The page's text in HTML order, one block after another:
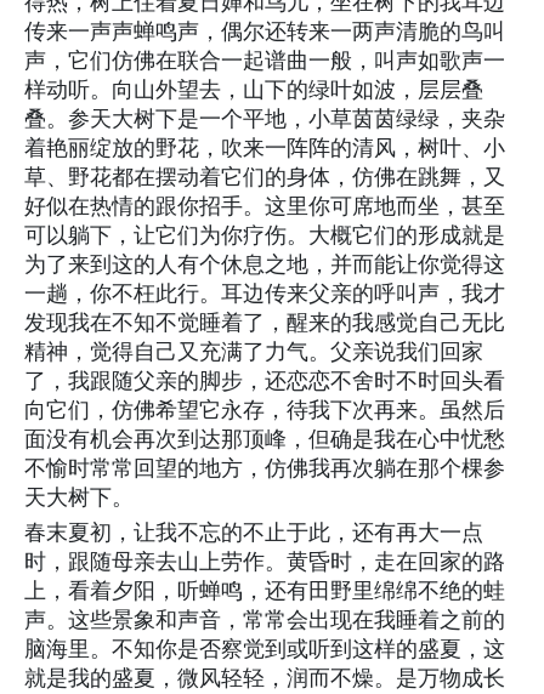
传来一声声蝉鸣声，偶尔还转来一两声清脆的鸟叫
声，它们仿佛在联合一起谱曲一般，叫声如歌声一
样动听。向山外望去，山下的绿叶如波，层层叠
叠。参天大树下是一个平地，小草茵茵绿绿，夹杂
着艳丽绽放的野花，吹来一阵阵的清风，树叶、小
草、野花都在摆动着它们的身体，仿佛在跳舞，又
好似在热情的跟你招手。这里你可席地而坐，甚至
可以躺下，让它们为你疗伤。大概它们的形成就是
为了来到这的人有个休息之地，并而能让你觉得这
一趟，你不枉此行。耳边传来父亲的呼叫声，我才
发现我在不知不觉睡着了，醒来的我感觉自己无比
精神，觉得自己又充满了力气。父亲说我们回家
了，我跟随父亲的脚步，还恋恋不舍时不时回头看
向它们，仿佛希望它永存，待我下次再来。虽然后
面没有机会再次到达那顶峰，但确是我在心中忧愁
不愉时常常回望的地方，仿佛我再次躺在那个棵参
天大树下。
春末夏初，让我不忘的不止于此，还有再大一点
时，跟随母亲去山上劳作。黄昏时，走在回家的路
上，看着夕阳，听蝉鸣，还有田野里绵绵不绝的蛙
声。这些景象和声音，常常会出现在我睡着之前的
脑海里。不知你是否察觉到或听到这样的盛夏，这
就是我的盛夏，微风轻轻，润而不燥。是万物成长